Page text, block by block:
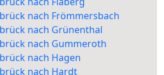
nach Frömmersbach
nach Grünenthal
nach Gummeroth
nach Hagen
nach Hardt